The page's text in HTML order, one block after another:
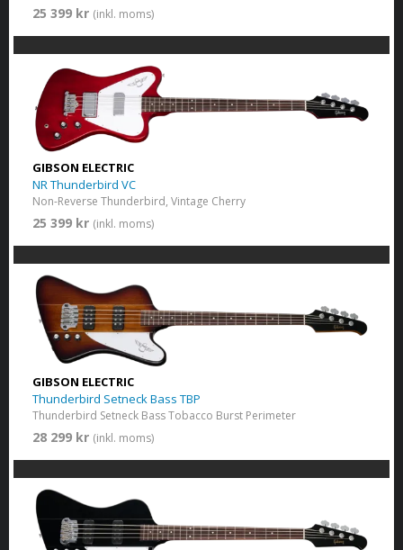
25 399 kr (inkl. moms)
GIBSON ELECTRIC
NR Thunderbird VC
Non-Reverse Thunderbird, Vintage Cherry
25 399 kr (inkl. moms)
GIBSON ELECTRIC
Thunderbird Setneck Bass TBP
Thunderbird Setneck Bass Tobacco Burst Perimeter
28 299 kr (inkl. moms)